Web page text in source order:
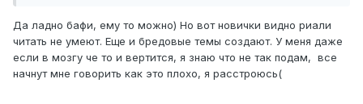
Да ладно бафи, ему то можно) Но вот новички видно риали
читать не умеют. Еще и бредовые темы создают. У меня даже
если в мозгу че то и вертится, я знаю что не так подам, все
начнут мне говорить как это плохо, я расстроюсь(